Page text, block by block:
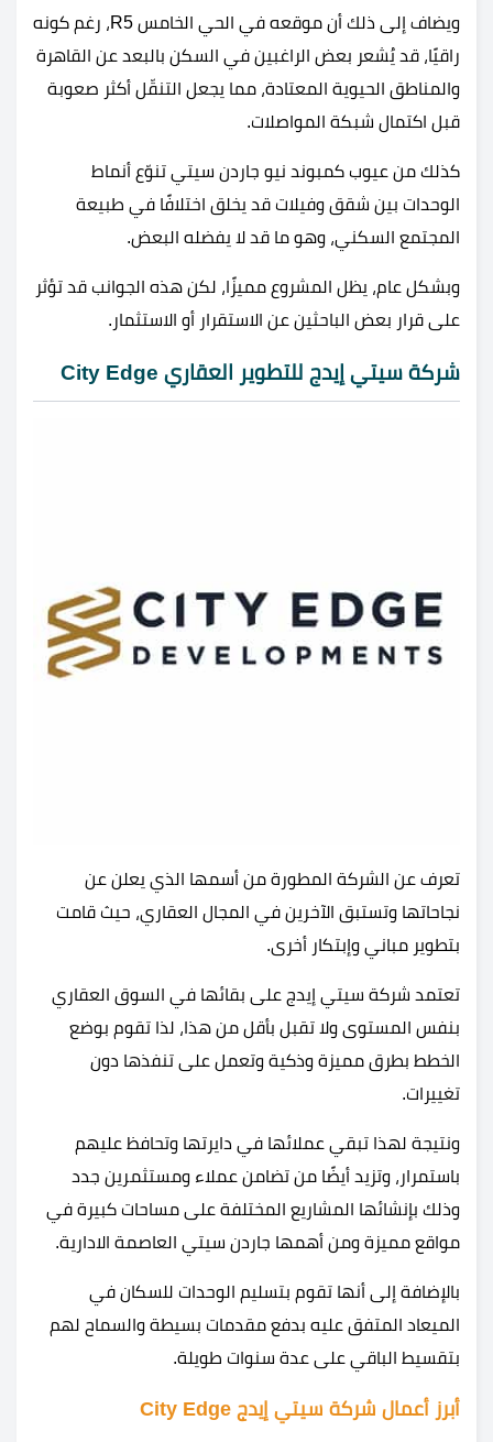
ويضاف إلى ذلك أن موقعه في الحي الخامس R5، رغم كونه
راقيًا، قد يُشعر بعض الراغبين في السكن بالبعد عن القاهرة
والمناطق الحيوية المعتادة، مما يجعل التنقّل أكثر صعوبة
قبل اكتمال شبكة المواصلات.
كذلك من عيوب كمبوند نيو جاردن سيتي تنوّع أنماط
الوحدات بين شقق وفيلات قد يخلق اختلافًا في طبيعة
المجتمع السكني، وهو ما قد لا يفضله البعض.
وبشكل عام، يظل المشروع مميزًا، لكن هذه الجوانب قد تؤثر
على قرار بعض الباحثين عن الاستقرار أو الاستثمار.
شركة سيتي إيدج للتطوير العقاري City Edge
تعرف عن الشركة المطورة من أسمها الذي يعلن عن
نجاحاتها وتستبق الآخرين في المجال العقاري، حيث قامت
بتطوير مباني وإبتكار أخرى.
تعتمد شركة سيتي إيدج على بقائها في السوق العقاري
بنفس المستوى ولا تقبل بأقل من هذا، لذا تقوم بوضع
الخطط بطرق مميزة وذكية وتعمل على تنفذها دون
تغييرات.
ونتيجة لهذا تبقي عملائها في دايرتها وتحافظ عليهم
باستمرار، وتزيد أيضًا من تضامن عملاء ومستثمرين جدد
وذلك بإنشائها المشاريع المختلفة على مساحات كبيرة في
مواقع مميزة ومن أهمها جاردن سيتي العاصمة الادارية.
بالإضافة إلى أنها تقوم بتسليم الوحدات للسكان في
الميعاد المتفق عليه بدفع مقدمات بسيطة والسماح لهم
بتقسيط الباقي على عدة سنوات طويلة.
أبرز أعمال شركة سيتي إيدج City Edge